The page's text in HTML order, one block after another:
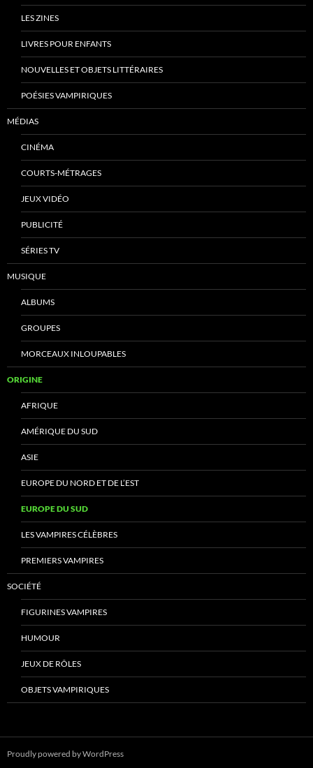
LES ZINES
LIVRES POUR ENFANTS
NOUVELLES ET OBJETS LITTÉRAIRES
POÉSIES VAMPIRIQUES
MÉDIAS
CINÉMA
COURTS-MÉTRAGES
JEUX VIDÉO
PUBLICITÉ
SÉRIES TV
MUSIQUE
ALBUMS
GROUPES
MORCEAUX INLOUPABLES
ORIGINE
AFRIQUE
AMÉRIQUE DU SUD
ASIE
EUROPE DU NORD ET DE L’EST
EUROPE DU SUD
LES VAMPIRES CÉLÈBRES
PREMIERS VAMPIRES
SOCIÉTÉ
FIGURINES VAMPIRES
HUMOUR
JEUX DE RÔLES
OBJETS VAMPIRIQUES
Proudly powered by WordPress